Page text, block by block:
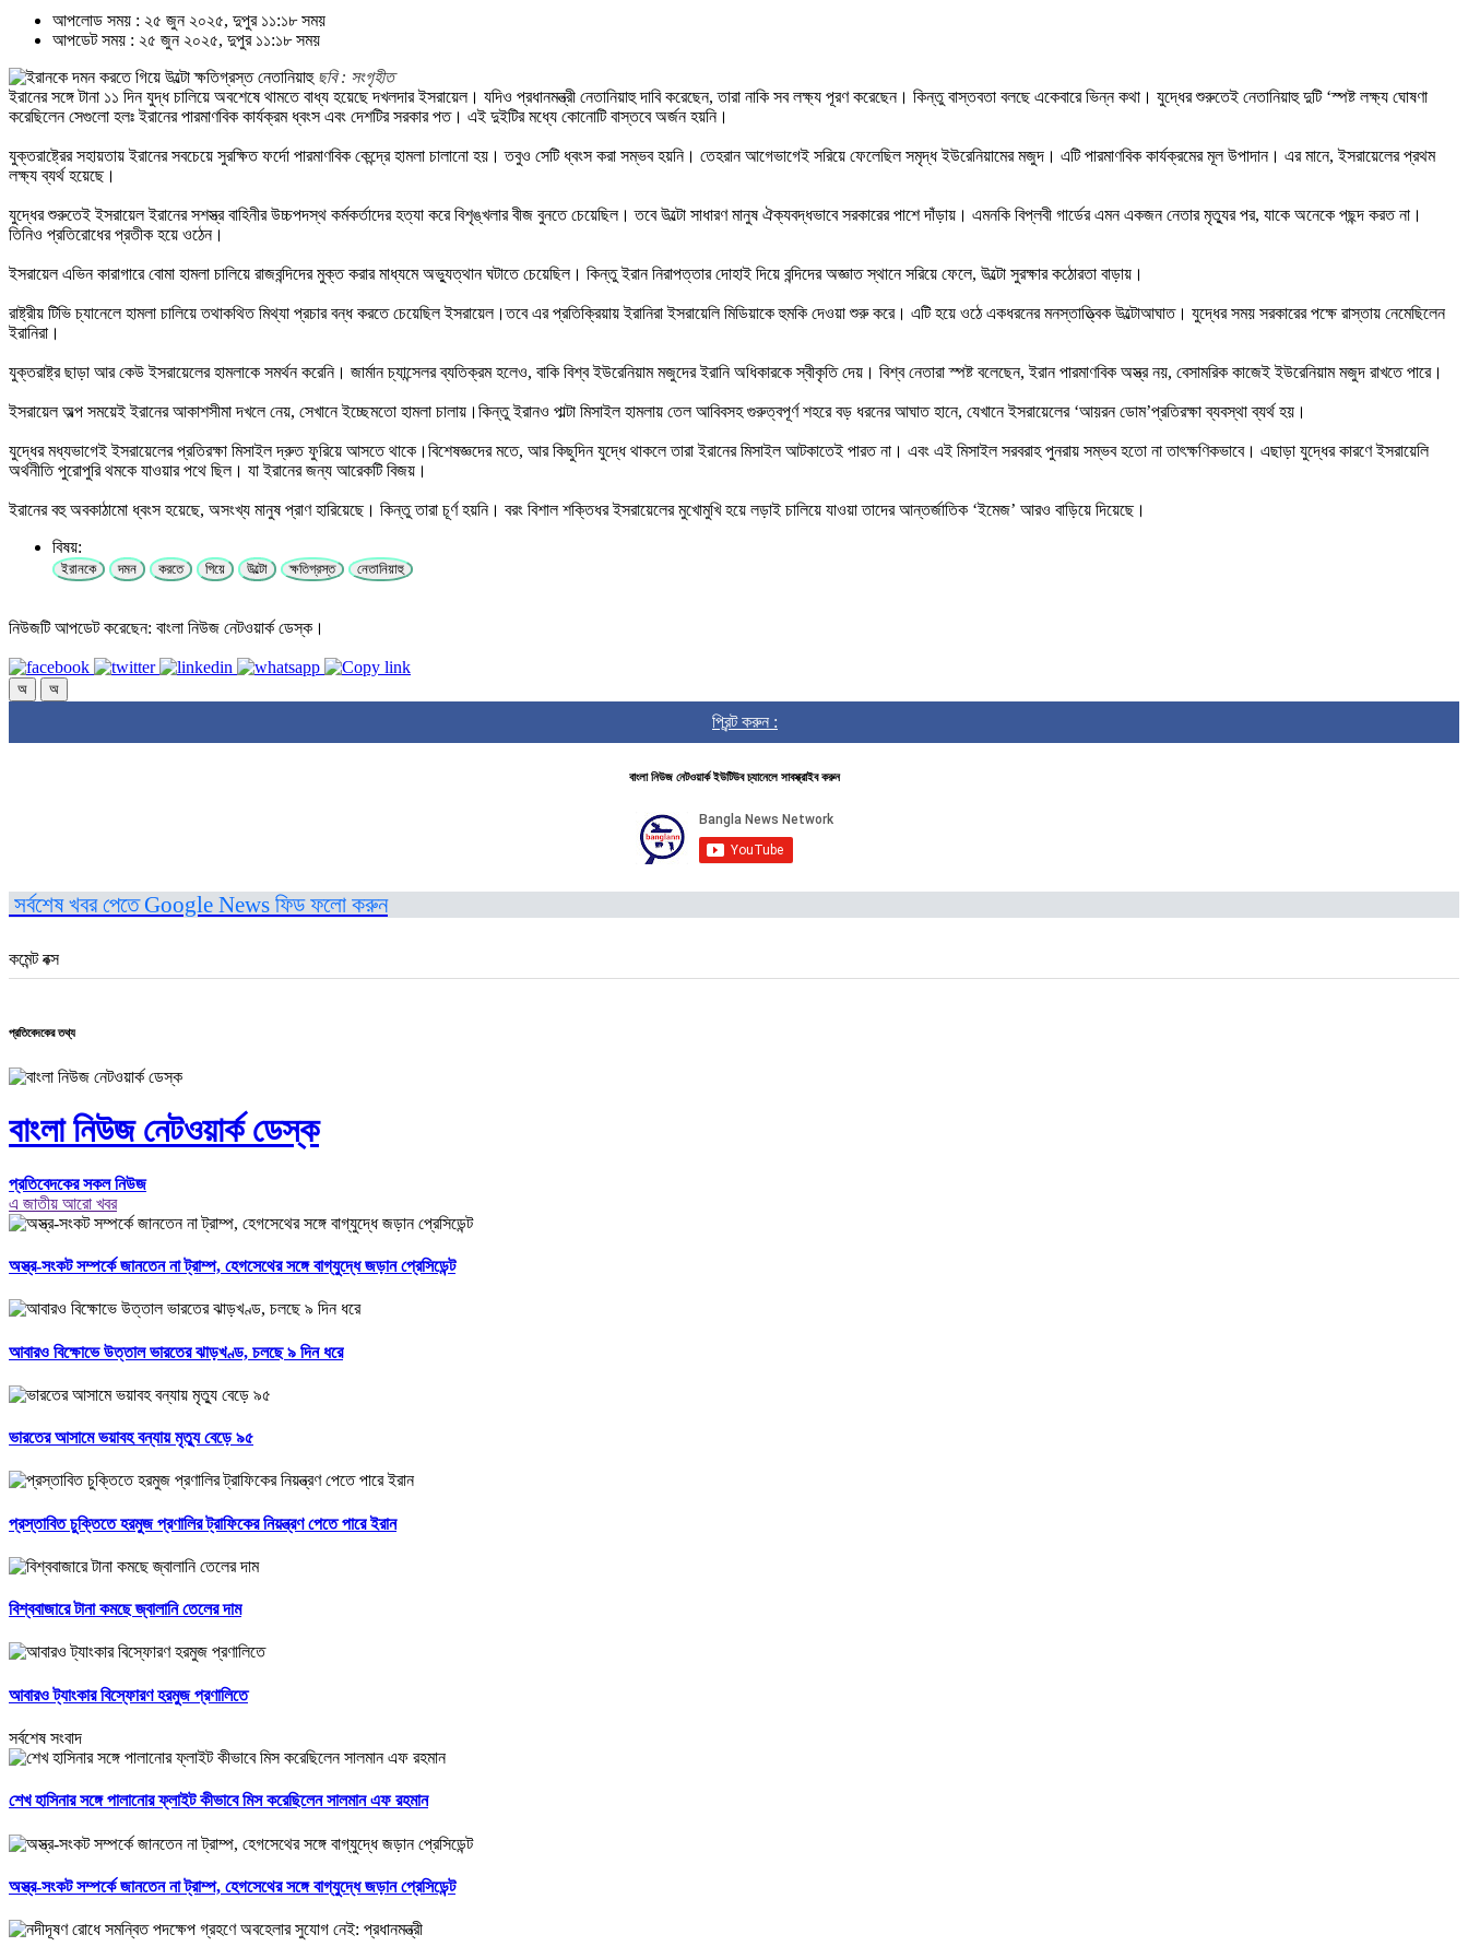
আপলোড সময় : ২৫ জুন ২০২৫, দুপুর ১১:১৮ সময়
আপডেট সময় : ২৫ জুন ২০২৫, দুপুর ১১:১৮ সময়
ছবি : সংগৃহীত
ইরানের সঙ্গে টানা ১১ দিন যুদ্ধ চালিয়ে অবশেষে থামতে বাধ্য হয়েছে দখলদার ইসরায়েল। যদিও প্রধানমন্ত্রী নেতানিয়াহু দাবি করেছেন, তারা নাকি সব লক্ষ্য পূরণ করেছেন। কিন্তু বাস্তবতা বলছে একেবারে ভিন্ন কথা। যুদ্ধের শুরুতেই নেতানিয়াহু দুটি ‘স্পষ্ট লক্ষ্য ঘোষণা
করেছিলেন সেগুলো হলঃ ইরানের পারমাণবিক কার্যক্রম ধ্বংস এবং দেশটির সরকার পত। এই দুইটির মধ্যে কোনোটি বাস্তবে অর্জন হয়নি।
যুক্তরাষ্ট্রের সহায়তায় ইরানের সবচেয়ে সুরক্ষিত ফর্দো পারমাণবিক কেন্দ্রে হামলা চালানো হয়। তবুও সেটি ধ্বংস করা সম্ভব হয়নি। তেহরান আগেভাগেই সরিয়ে ফেলেছিল সমৃদ্ধ ইউরেনিয়ামের মজুদ। এটি পারমাণবিক কার্যক্রমের মূল উপাদান। এর মানে, ইসরায়েলের প্রথম
লক্ষ্য ব্যর্থ হয়েছে।
যুদ্ধের শুরুতেই ইসরায়েল ইরানের সশস্ত্র বাহিনীর উচ্চপদস্থ কর্মকর্তাদের হত্যা করে বিশৃঙ্খলার বীজ বুনতে চেয়েছিল। তবে উল্টো সাধারণ মানুষ ঐক্যবদ্ধভাবে সরকারের পাশে দাঁড়ায়। এমনকি বিপ্লবী গার্ডের এমন একজন নেতার মৃত্যুর পর, যাকে অনেকে পছন্দ করত না।
তিনিও প্রতিরোধের প্রতীক হয়ে ওঠেন।
ইসরায়েল এভিন কারাগারে বোমা হামলা চালিয়ে রাজবন্দিদের মুক্ত করার মাধ্যমে অভ্যুত্থান ঘটাতে চেয়েছিল। কিন্তু ইরান নিরাপত্তার দোহাই দিয়ে বন্দিদের অজ্ঞাত স্থানে সরিয়ে ফেলে, উল্টো সুরক্ষার কঠোরতা বাড়ায়।
রাষ্ট্রীয় টিভি চ্যানেলে হামলা চালিয়ে তথাকথিত মিথ্যা প্রচার বন্ধ করতে চেয়েছিল ইসরায়েল।তবে এর প্রতিক্রিয়ায় ইরানিরা ইসরায়েলি মিডিয়াকে হুমকি দেওয়া শুরু করে। এটি হয়ে ওঠে একধরনের মনস্তাত্ত্বিক উল্টোআঘাত। যুদ্ধের সময় সরকারের পক্ষে রাস্তায় নেমেছিলেন
ইরানিরা।
যুক্তরাষ্ট্র ছাড়া আর কেউ ইসরায়েলের হামলাকে সমর্থন করেনি। জার্মান চ্যান্সেলর ব্যতিক্রম হলেও, বাকি বিশ্ব ইউরেনিয়াম মজুদের ইরানি অধিকারকে স্বীকৃতি দেয়। বিশ্ব নেতারা স্পষ্ট বলেছেন, ইরান পারমাণবিক অস্ত্র নয়, বেসামরিক কাজেই ইউরেনিয়াম মজুদ রাখতে পারে।
ইসরায়েল অল্প সময়েই ইরানের আকাশসীমা দখলে নেয়, সেখানে ইচ্ছেমতো হামলা চালায়।কিন্তু ইরানও পাল্টা মিসাইল হামলায় তেল আবিবসহ গুরুত্বপূর্ণ শহরে বড় ধরনের আঘাত হানে, যেখানে ইসরায়েলের ‘আয়রন ডোম’প্রতিরক্ষা ব্যবস্থা ব্যর্থ হয়।
যুদ্ধের মধ্যভাগেই ইসরায়েলের প্রতিরক্ষা মিসাইল দ্রুত ফুরিয়ে আসতে থাকে।বিশেষজ্ঞদের মতে, আর কিছুদিন যুদ্ধে থাকলে তারা ইরানের মিসাইল আটকাতেই পারত না। এবং এই মিসাইল সরবরাহ পুনরায় সম্ভব হতো না তাৎক্ষণিকভাবে। এছাড়া যুদ্ধের কারণে ইসরায়েলি
অর্থনীতি পুরোপুরি থমকে যাওয়ার পথে ছিল। যা ইরানের জন্য আরেকটি বিজয়।
ইরানের বহু অবকাঠামো ধ্বংস হয়েছে, অসংখ্য মানুষ প্রাণ হারিয়েছে। কিন্তু তারা চূর্ণ হয়নি। বরং বিশাল শক্তিধর ইসরায়েলের মুখোমুখি হয়ে লড়াই চালিয়ে যাওয়া তাদের আন্তর্জাতিক ‘ইমেজ’ আরও বাড়িয়ে দিয়েছে।
বিষয়:
ইরানকে দমন করতে গিয়ে উল্টো ক্ষতিগ্রস্ত নেতানিয়াহু
নিউজটি আপডেট করেছেন: বাংলা নিউজ নেটওয়ার্ক ডেস্ক।
অ অ
প্রিন্ট করুন :
বাংলা নিউজ নেটওয়ার্ক ইউটিউব চ্যানেলে সাবস্ক্রাইব করুন
সর্বশেষ খবর পেতে Google News ফিড ফলো করুন
কমেন্ট বক্স
প্রতিবেদকের তথ্য
বাংলা নিউজ নেটওয়ার্ক ডেস্ক
প্রতিবেদকের সকল নিউজ
এ জাতীয় আরো খবর
অস্ত্র-সংকট সম্পর্কে জানতেন না ট্রাম্প, হেগসেথের সঙ্গে বাগ্‌যুদ্ধে জড়ান প্রেসিডেন্ট
আবারও বিক্ষোভে উত্তাল ভারতের ঝাড়খণ্ড, চলছে ৯ দিন ধরে
ভারতের আসামে ভয়াবহ বন্যায় মৃত্যু বেড়ে ৯৫
প্রস্তাবিত চুক্তিতে হরমুজ প্রণালির ট্রাফিকের নিয়ন্ত্রণ পেতে পারে ইরান
বিশ্ববাজারে টানা কমছে জ্বালানি তেলের দাম
আবারও ট্যাংকার বিস্ফোরণ হরমুজ প্রণালিতে
সর্বশেষ সংবাদ
শেখ হাসিনার সঙ্গে পালানোর ফ্লাইট কীভাবে মিস করেছিলেন সালমান এফ রহমান
অস্ত্র-সংকট সম্পর্কে জানতেন না ট্রাম্প, হেগসেথের সঙ্গে বাগ্‌যুদ্ধে জড়ান প্রেসিডেন্ট